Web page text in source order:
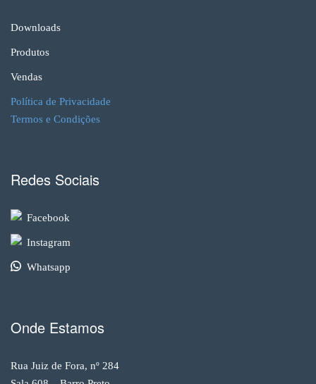
Downloads
Produtos
Vendas
Política de Privacidade
Termos e Condições
Redes Sociais
Facebook
Instagram
Whatsapp
Onde Estamos
Rua Juiz de Fora, nº 284